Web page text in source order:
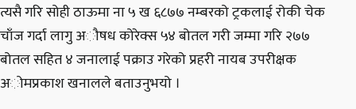
त्यसै गरि सोही ठाऊमा ना ५ ख ६८७७ नम्बरको ट्रकलाई रोकी चेक
चाँज गर्दा लागु अौषध कोरेक्स ५४ बोतल गरी जम्मा गरि २७७
बोतल सहित ४ जनालाई पक्राउ गरेको प्रहरी नायब उपरीक्षक
अोमप्रकाश खनालले बताउनुभयो ।